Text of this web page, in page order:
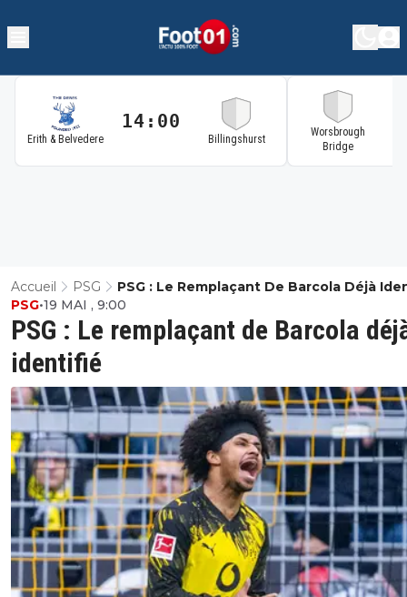
Erith & Belvedere
14:00
Billingshurst
Worsbrough
Bridge
Accueil PSG PSG : Le Remplaçant De Barcola Déjà
PSG : Le remplaçant de Barcola
identifié
PSG•19 MAI , 9:00